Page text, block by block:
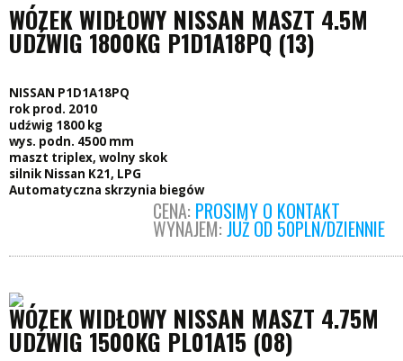
WÓZEK WIDŁOWY NISSAN MASZT 4.5M
UDŹWIG 1800KG P1D1A18PQ (13)
NISSAN P1D1A18PQ
rok prod. 2010
udźwig 1800 kg
wys. podn. 4500 mm
maszt triplex, wolny skok
silnik Nissan K21, LPG
Automatyczna skrzynia biegów
CENA: PROSIMY O KONTAKT
WYNAJEM: JUŻ OD 50PLN/DZIENNIE
WÓZEK WIDŁOWY NISSAN MASZT 4.75M
UDŹWIG 1500KG PL01A15 (08)